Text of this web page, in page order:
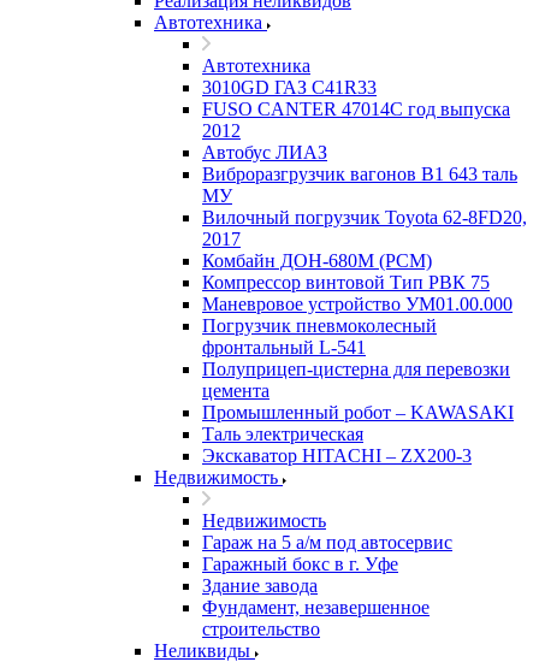
Автотехника
Автотехника
3010GD ГАЗ С41R33
FUSO CANTER 47014C год выпуска
2012
Автобус ЛИАЗ
Виброразгрузчик вагонов В1 643 таль
МУ
Вилочный погрузчик Toyota 62-8FD20,
2017
Комбайн ДОН-680М (РСМ)
Компрессор винтовой Тип РВК 75
Маневровое устройство УМ01.00.000
Погрузчик пневмоколесный
фронтальный L-541
Полуприцеп-цистерна для перевозки
цемента
Промышленный робот – KAWASAKI
Таль электрическая
Экскаватор HITACHI – ZX200-3
Недвижимость
Недвижимость
Гараж на 5 а/м под автосервис
Гаражный бокс в г. Уфе
Здание завода
Фундамент, незавершенное
строительство
Неликвиды